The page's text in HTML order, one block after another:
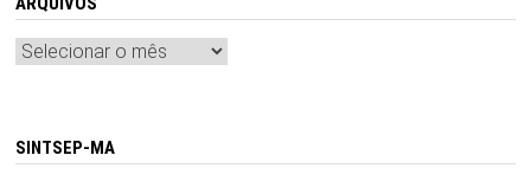
Arquivos
SINTSEP-MA